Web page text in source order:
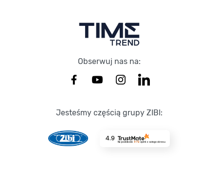
Obserwuj nas na:
Jesteśmy częścią grupy ZIBI:
4.9
Na podstawie 8712opinii z całego okresu